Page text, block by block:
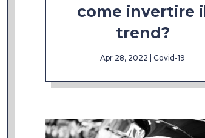
come invertire
trend?
Apr 28, 2022 |Covid-19